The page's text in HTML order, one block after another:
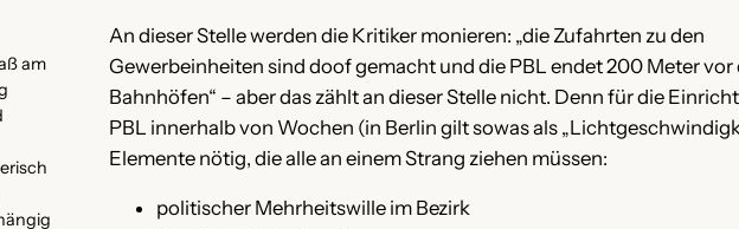
am
An dieser Stelle werden die Kritiker monieren: „die Zufahrten zu den
Gewerbeinheiten sind doof gemacht und die PBL endet 200 Meter vor
Bahnhöfen“ – aber das zählt an dieser Stelle nicht. Denn für die
PBL innerhalb von Wochen (in Berlin gilt sowas als
Elemente nötig, die alle an einem Strang ziehen müssen:
politischer Mehrheitswille im Bezirk